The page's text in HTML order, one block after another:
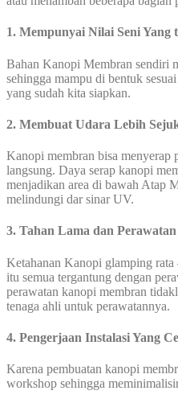
1. Mempunyai Nilai Seni Yang
Bahan Kanopi Membran sendiri
sehingga mampu di bentuk
yang sudah kita siapkan.
2. Membuat Udara Lebih
Kanopi membran bisa menyerap
langsung. Daya serap kanopi
menjadikan area di bawah Atap
melindungi dar sinar UV.
3. Tahan Lama dan
Ketahanan Kanopi glamping rata
itu semua tergantung dengan
perawatan kanopi membran
tenaga ahli untuk perawatannya.
4. Pengerjaan Instalasi Yang
Karena pembuatan kanopi
workshop sehingga